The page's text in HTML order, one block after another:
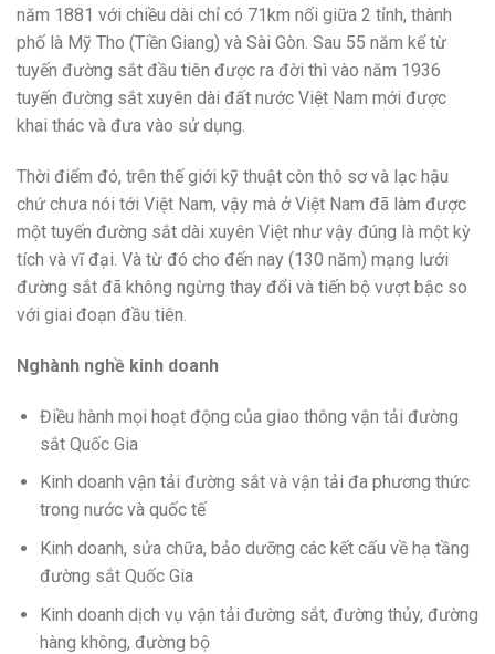
năm 1881 với chiều dài chỉ có 71km nối giữa 2 tỉnh, thành
phố là Mỹ Tho (Tiền Giang) và Sài Gòn. Sau 55 năm kể từ
tuyến đường sắt đầu tiên được ra đời thì vào năm 1936
tuyến đường sắt xuyên dài đất nước Việt Nam mới được
khai thác và đưa vào sử dụng.
Thời điểm đó, trên thế giới kỹ thuật còn thô sơ và lạc hậu
chứ chưa nói tới Việt Nam, vậy mà ở Việt Nam đã làm được
một tuyến đường sắt dài xuyên Việt như vậy đúng là một kỳ
tích và vĩ đại. Và từ đó cho đến nay (130 năm) mạng lưới
đường sắt đã không ngừng thay đổi và tiến bộ vượt bậc so
với giai đoạn đầu tiên.
Nghành nghề kinh doanh
Điều hành mọi hoạt động của giao thông vận tải đường
sắt Quốc Gia
Kinh doanh vận tải đường sắt và vận tải đa phương thức
trong nước và quốc tế
Kinh doanh, sửa chữa, bảo dưỡng các kết cấu về hạ tầng
đường sắt Quốc Gia
Kinh doanh dịch vụ vận tải đường sắt, đường thủy, đường
hàng không, đường bộ